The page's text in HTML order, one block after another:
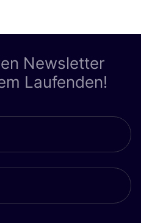
Newsletter
Laufenden!